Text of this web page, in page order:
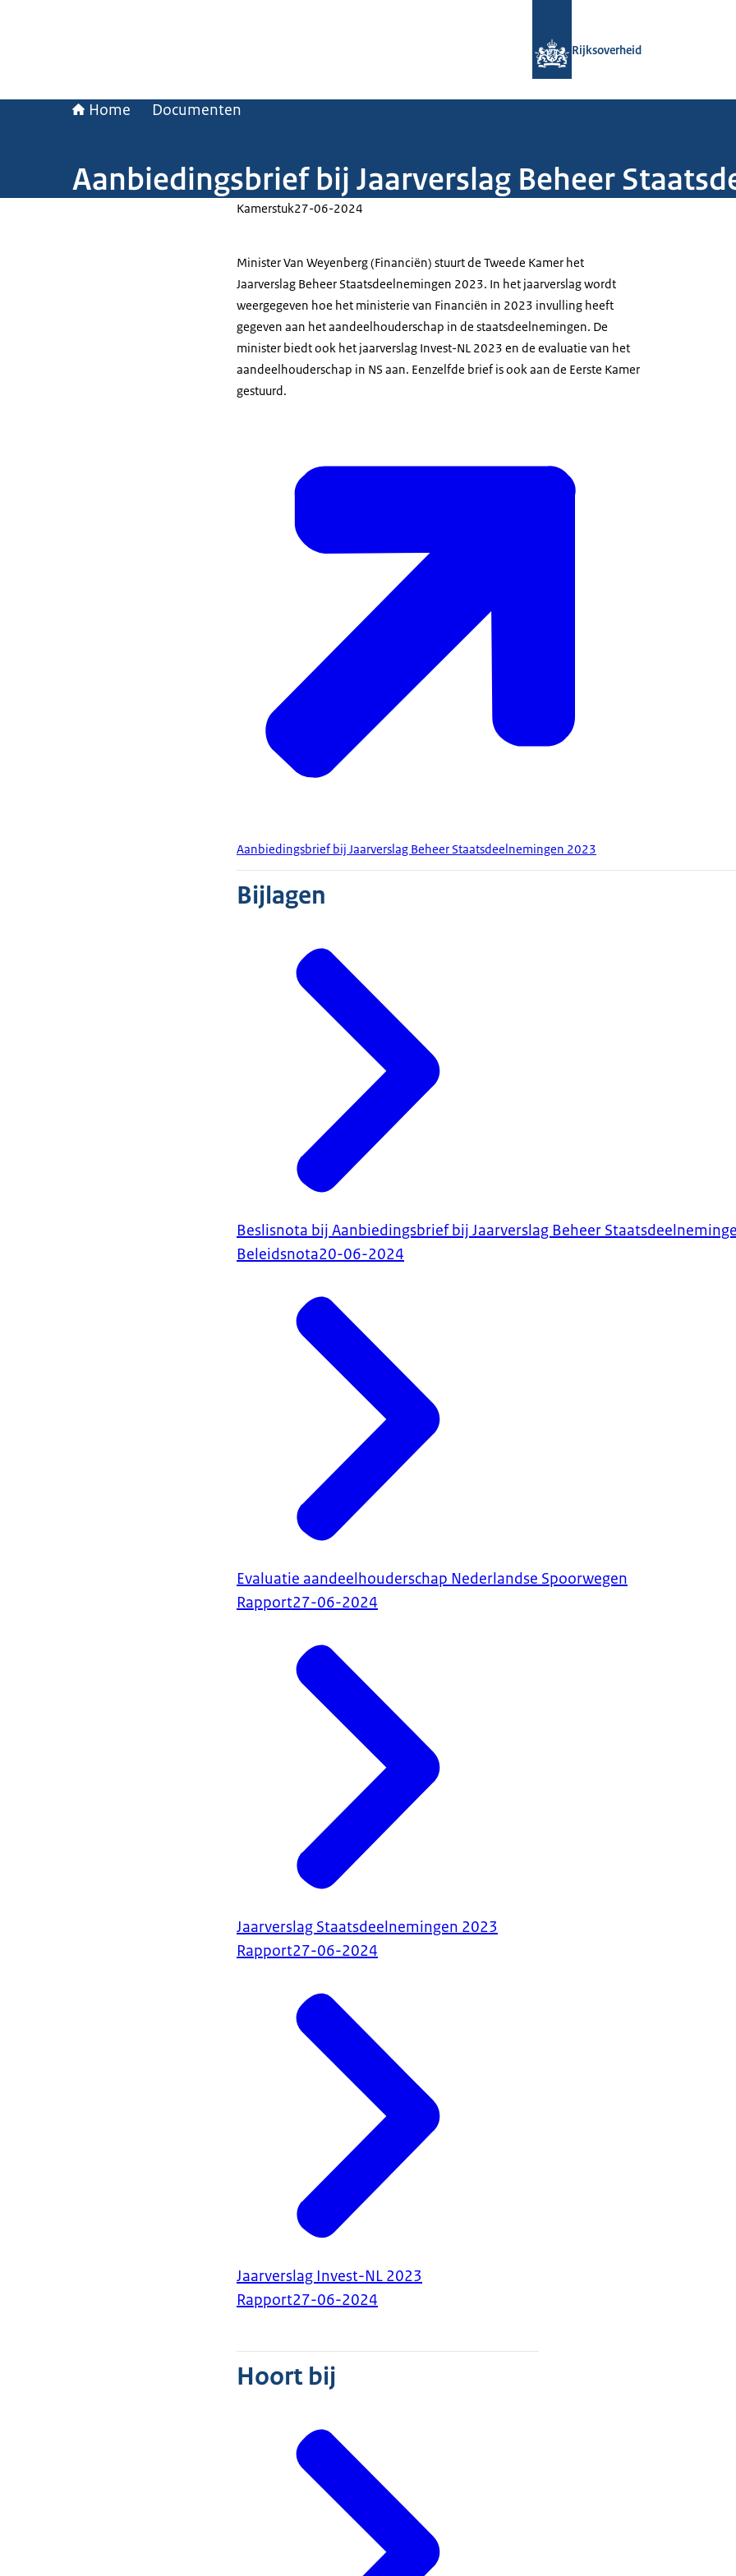
Rijksoverheid
Home Documenten
Aanbiedingsbrief bij Jaarverslag Beheer
Kamerstuk27-06-2024
Minister Van Weyenberg (Financiën) stuurt de Tweede Kamer het
Jaarverslag Beheer Staatsdeelnemingen 2023. In het jaarverslag wordt
weergegeven hoe het ministerie van Financiën in 2023 invulling heeft
gegeven aan het aandeelhouderschap in de staatsdeelnemingen. De
minister biedt ook het jaarverslag Invest-NL 2023 en de evaluatie van het
aandeelhouderschap in NS aan. Eenzelfde brief is ook aan de Eerste Kamer
gestuurd.
Aanbiedingsbrief bij Jaarverslag Beheer Staatsdeelnemingen 2023
Bijlagen
Beslisnota bij Aanbiedingsbrief bij Jaarverslag Beheer
Beleidsnota20-06-2024
Evaluatie aandeelhouderschap Nederlandse Spoorwegen
Rapport27-06-2024
Jaarverslag Staatsdeelnemingen 2023
Rapport27-06-2024
Jaarverslag Invest-NL 2023
Rapport27-06-2024
Hoort bij